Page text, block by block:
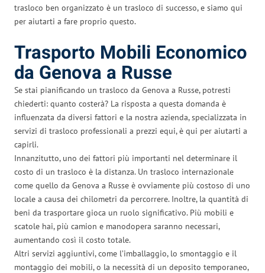
trasloco ben organizzato è un trasloco di successo, e siamo qui
per aiutarti a fare proprio questo.
Trasporto Mobili Economico
da Genova a Russe
Se stai pianificando un trasloco da Genova a Russe, potresti
chiederti: quanto costerà? La risposta a questa domanda è
influenzata da diversi fattori e la nostra azienda, specializzata in
servizi di trasloco professionali a prezzi equi, è qui per aiutarti a
capirli.
Innanzitutto, uno dei fattori più importanti nel determinare il
costo di un trasloco è la distanza. Un trasloco internazionale
come quello da Genova a Russe è ovviamente più costoso di uno
locale a causa dei chilometri da percorrere. Inoltre, la quantità di
beni da trasportare gioca un ruolo significativo. Più mobili e
scatole hai, più camion e manodopera saranno necessari,
aumentando così il costo totale.
Altri servizi aggiuntivi, come l’imballaggio, lo smontaggio e il
montaggio dei mobili, o la necessità di un deposito temporaneo,